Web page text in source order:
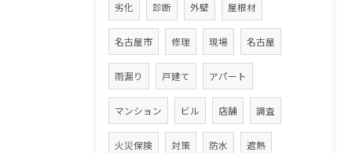
劣化 診断 外壁 屋根材
名古屋市 修理 現場 名古屋
雨漏り 戸建て アパート
マンション ビル 店舗 調査
火災保険 対策 防水 遮熱